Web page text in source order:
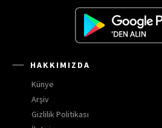
HAKKIMIZDA
Künye
Arşiv
Gizlilik Politikası